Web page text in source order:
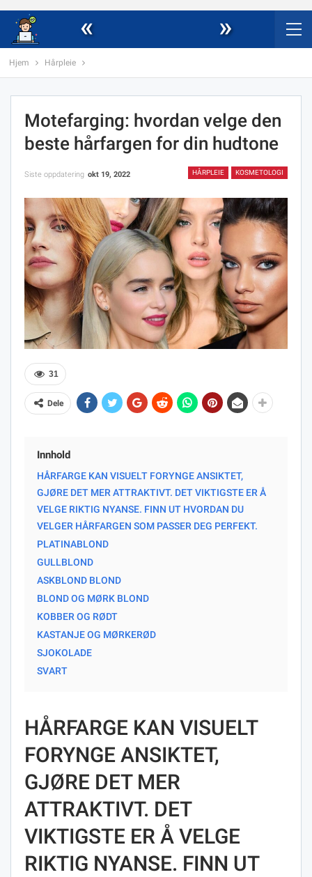
« »
Hjem Hårpleie
Motefarging: hvordan velge den
beste hårfargen for din hudtone
HÅRPLEIE KOSMETOLOGI
Siste oppdatering okt 19, 2022
31
Dele
Innhold
HÅRFARGE KAN VISUELT FORYNGE ANSIKTET,
GJØRE DET MER ATTRAKTIVT. DET VIKTIGSTE ER Å
VELGE RIKTIG NYANSE. FINN UT HVORDAN DU
VELGER HÅRFARGEN SOM PASSER DEG PERFEKT.
PLATINABLOND
GULLBLOND
ASKBLOND BLOND
BLOND OG MØRK BLOND
KOBBER OG RØDT
KASTANJE OG MØRKERØD
SJOKOLADE
SVART
HÅRFARGE KAN VISUELT
FORYNGE ANSIKTET,
GJØRE DET MER
ATTRAKTIVT. DET
VIKTIGSTE ER Å VELGE
RIKTIG NYANSE. FINN UT